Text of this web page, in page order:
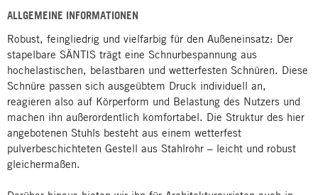
ALLGEMEINE INFORMATIONEN
Robust, feingliedrig und vielfarbig für den Außeneinsatz: Der
stapelbare SÄNTIS trägt eine Schnurbespannung aus
hochelastischen, belastbaren und wetterfesten Schnüren. Diese
Schnüre passen sich ausgeübtem Druck individuell an,
reagieren also auf Körperform und Belastung des Nutzers und
machen ihn außerordentlich komfortabel. Die Struktur des hier
angebotenen Stuhls besteht aus einem wetterfest
pulverbeschichteten Gestell aus Stahlrohr – leicht und robust
gleichermaßen.